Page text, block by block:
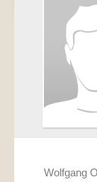
Wolfgang